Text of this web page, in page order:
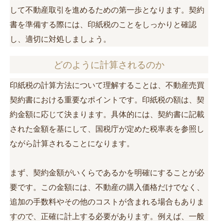
して不動産取引を進めるための第一歩となります。契約
書を準備する際には、印紙税のことをしっかりと確認
し、適切に対処しましょう。
どのように計算されるのか
印紙税の計算方法について理解することは、不動産売買
契約書における重要なポイントです。印紙税の額は、契
約金額に応じて決まります。具体的には、契約書に記載
された金額を基にして、国税庁が定めた税率表を参照し
ながら計算されることになります。
まず、契約金額がいくらであるかを明確にすることが必
要です。この金額には、不動産の購入価格だけでなく、
追加の手数料やその他のコストが含まれる場合もありま
すので、正確に計上する必要があります。例えば、一般